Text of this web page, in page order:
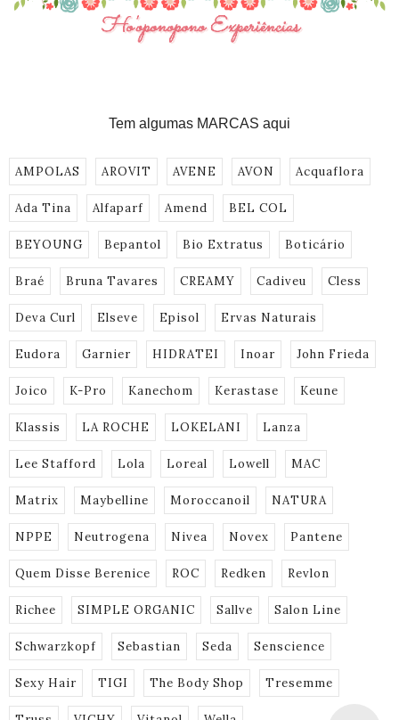
Tem algumas MARCAS aqui
AMPOLAS AROVIT AVENE AVON Acquaflora
Ada Tina Alfaparf Amend BEL COL
BEYOUNG Bepantol Bio Extratus Boticário
Braé Bruna Tavares CREAMY Cadiveu Cless
Deva Curl Elseve Episol Ervas Naturais
Eudora Garnier HIDRATEI Inoar John Frieda
Joico K-Pro Kanechom Kerastase Keune
Klassis LA ROCHE LOKELANI Lanza
Lee Stafford Lola Loreal Lowell MAC
Matrix Maybelline Moroccanoil NATURA
NPPE Neutrogena Nivea Novex Pantene
Quem Disse Berenice ROC Redken Revlon
Richee SIMPLE ORGANIC Sallve Salon Line
Schwarzkopf Sebastian Seda Senscience
Sexy Hair TIGI The Body Shop Tresemme